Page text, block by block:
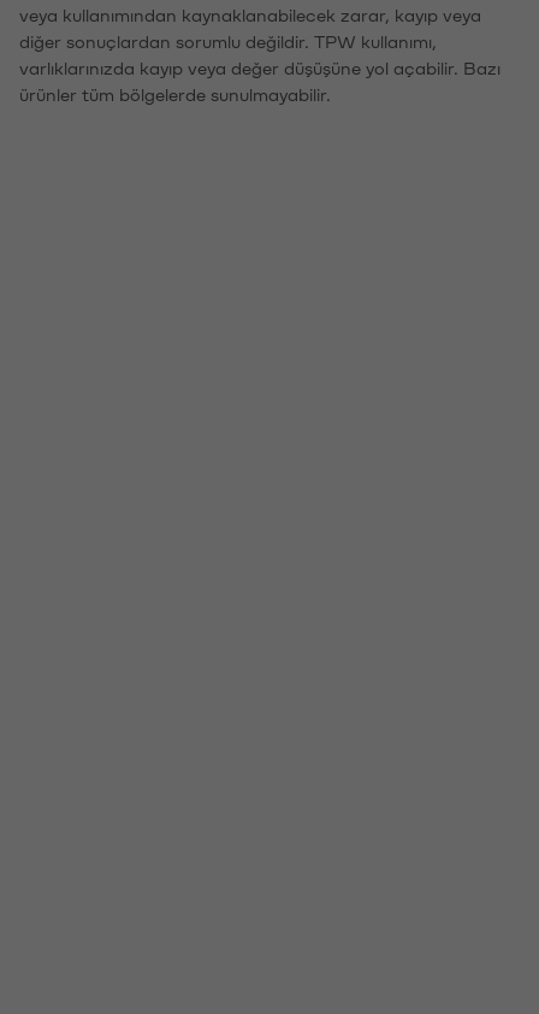
veya kullanımından kaynaklanabilecek zarar, kayıp veya
diğer sonuçlardan sorumlu değildir. TPW kullanımı,
varlıklarınızda kayıp veya değer düşüşüne yol açabilir. Bazı
ürünler tüm bölgelerde sunulmayabilir.